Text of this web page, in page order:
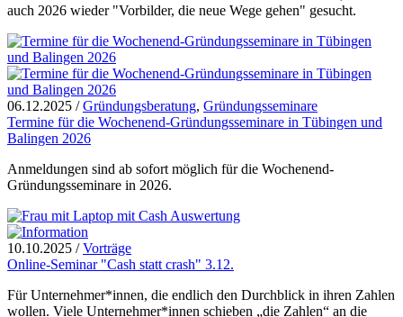
auch 2026 wieder "Vorbilder, die neue Wege gehen" gesucht.
06.12.2025 /Gründungsberatung, Gründungsseminare
Termine für die Wochenend-Gründungsseminare in Tübingen und
Balingen 2026
Anmeldungen sind ab sofort möglich für die Wochenend-
Gründungsseminare in 2026.
10.10.2025 /Vorträge
Online-Seminar "Cash statt crash" 3.12.
Für Unternehmer*innen, die endlich den Durchblick in ihren Zahlen
wollen. Viele Unternehmer*innen schieben „die Zahlen“ an die